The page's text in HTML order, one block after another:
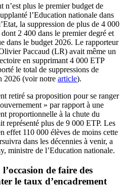
n’est plus le premier budget de
l’Education nationale dans
la suppression de plus de 4 000
2 400 dans le premier degré et
dans le budget 2026. Le rapporteur
Paccaud (LR) avait même un
en supprimant 4 000 ETP
le total de suppressions de
2026 (voir notre article).
retiré sa proposition pour se ranger
» par rapport à une
proportionnelle à la chute du
représenté plus de 9 000 ETP. Les
effet 110 000 élèves de moins cette
dans les décennies à venir, a
ministre de l’Education nationale.
de faire des
le taux d’encadrement